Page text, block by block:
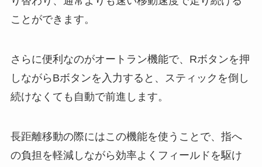
ことができます。
さらに便利なのがオートラン機能で、Rボタンを押
しながらBボタンを入力すると、スティックを倒し
続けなくても自動で前進します。
長距離移動の際にはこの機能を使うことで、指へ
の負担を軽減しながら効率よくフィールドを駆け